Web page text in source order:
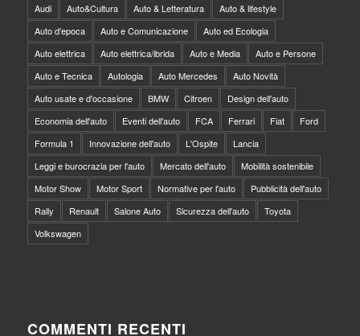
Audi
Auto&Cultura Auto & Letteratura
Auto & lifestyle
Auto d'epoca
Auto e Comunicazione
Auto ed Ecologia
Auto elettrica
Auto elettrica/ibrida Auto e Media
Auto e Persone
Auto e Tecnica
Autologia Auto Mercedes
Auto Novità
Auto usate e d'occasione
BMW Citroen
Design dell'auto
Economia dell'auto
Eventi dell'auto FCA Ferrari Fiat
Ford
Formula 1
Innovazione dell'auto L'Ospite
Lancia
Leggi e burocrazia per l'auto
Mercato dell'auto
Mobilità sostenibile
Motor Show
Motor Sport Normative per l'auto
Pubblicità dell'auto
Rally
Renault Salone Auto Sicurezza dell'auto
Toyota
Volkswagen
COMMENTI RECENTI